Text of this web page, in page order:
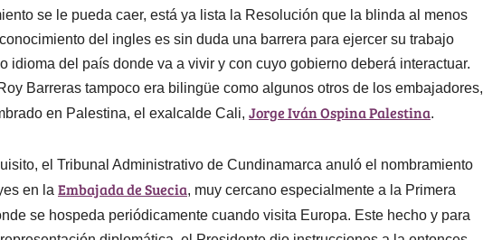
se le pueda caer, está ya lista la Resolución que la blinda al menos
del ingles es sin duda una barrera para ejercer su trabajo
idioma del país donde va a vivir y con cuyo gobierno deberá interactuar.
Barreras tampoco era bilingüe como algunos otros de los embajadores,
en Palestina, el exalcalde Cali, Jorge Iván Ospina Palestina.
el Tribunal Administrativo de Cundinamarca anuló el nombramiento
en la Embajada de Suecia, muy cercano especialmente a la Primera
se hospeda periódicamente cuando visita Europa. Este hecho y para